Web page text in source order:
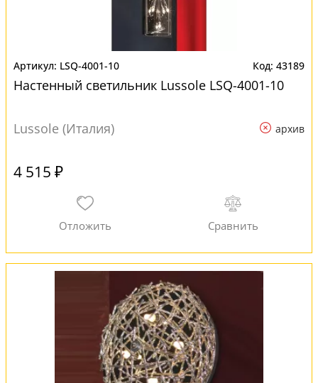
LSQ-4001-10 43189
Настенный светильник Lussole LSQ-4001-10
Lussole (Италия) архив
4 515 ₽